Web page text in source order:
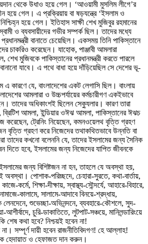
থেকে উধাও হয়ে গেল। ‘আওয়ামী মুসলিম লীগে’র
হয়ে গেল। এ প্রক্রিয়ায় বা ষড়যন্ত্রে ‘ইসলাম ও
হয়ে গেল। ইতিহাস সাক্ষী শেখ মুজিবুর রহমানের
ও ব্যবসায়ীদের গভীর সম্পর্ক ছিল। তাদের মধ্যে
বানাতে চেয়েছিল। একসময় তিনি পাকিস্তানে
চাকরিও করেছেন। যাহোক, পাঞ্জাবী আমলারা
শেখ মুজিবকে পাকিস্তানের প্রধানমন্ত্রী করতে পারলে
যাবে। এ পথে বাধা হয়ে দাঁড়িয়েছিল সে দেশের ভূ-
কারণে যে, বাংলাদেশের একট লেগাসি ছিল। বাংলায়
আমলারা ও উচ্চপর্যায়ের কর্মচারীগণ একইভাবে
তাদের অধিকাংশই ছিলেন সেক্যুলার। কারণ তারা
ব্রিটিশ আমলা, ইন্ডিয়ার ওঈঝ আমলা, পাকিস্তানের ঈঝচ
করেছেন, ট্রেনিং নিয়েছেন, কমনওয়েলথ বৃত্তি গ্রহণ
গ্রহণ করে নিজেদের তথাকথিতভাবে উন্নতি বা
তাদের কখনো বলেননি যে, তাদের ইসলামের জন্য সৈনিক
দিতে হবে, ইসলামের জন্য নিজেদের যাপিত জীবনকে
জন্য বিশিষ্টজন না হন, তাহলে যে অবস্থা হয়,
পোশাক-পরিচ্ছদে, চেহারা-সুরতে, কথা-বার্তায়,
কর্মে, শিক্ষা-দীক্ষায়, স্বাস্থ্য-সৌন্দর্যে, আহারে-বিহারে,
কালামে, সালামে-আদাবে বিনয়ে-শ্রদ্ধায়,
শুভেচ্ছা-অভিনন্দনে, ব্যবহারে-কৌশলে, সুদ-
চুরি-ডাকাতিতে, লুটপাট-সঞ্চয়ে, মানিলন্ডারিংয়ে
শেষ কথা হবে? নিশ্চয়ই হবেন না!
সম্পূর্ণ দায়ী হবেন রাজনীতিবিদগণ! হে আল্লাহ!
হেদায়াত ও হেফাজত দান করুন।